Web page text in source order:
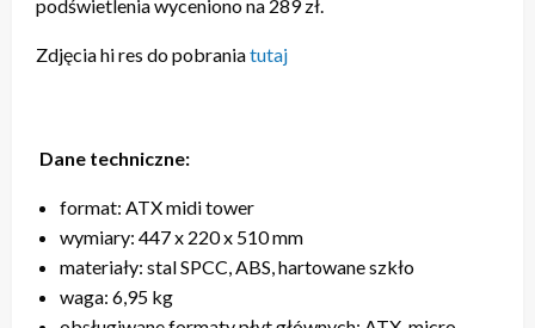
podświetlenia wyceniono na 289 zł.
Zdjęcia hi res do pobraniatutaj
Dane techniczne:
format: ATX midi tower
wymiary: 447 x 220 x 510 mm
materiały: stal SPCC, ABS, hartowane szkło
waga: 6,95 kg